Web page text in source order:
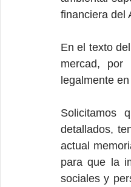
financiera del
En el texto
mercad, por
legalmente
Solicitamos
detallados,
actual
para que la
sociales y